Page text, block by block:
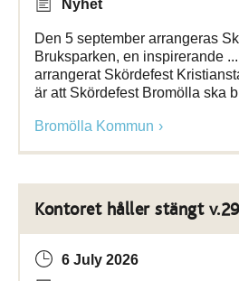
Nyhet
Den 5 september arrangeras
Bruksparken, en inspirerande
arrangerat Skördefest
är att Skördefest Bromölla ska
Bromölla Kommun
Kontoret håller stängt
6 July 2026